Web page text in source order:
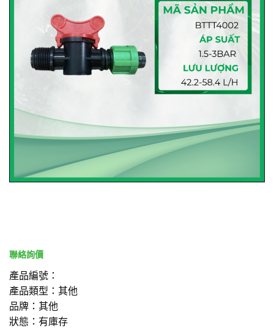
產品編號：
產品類型：其他
品牌：其他
狀態：有庫存